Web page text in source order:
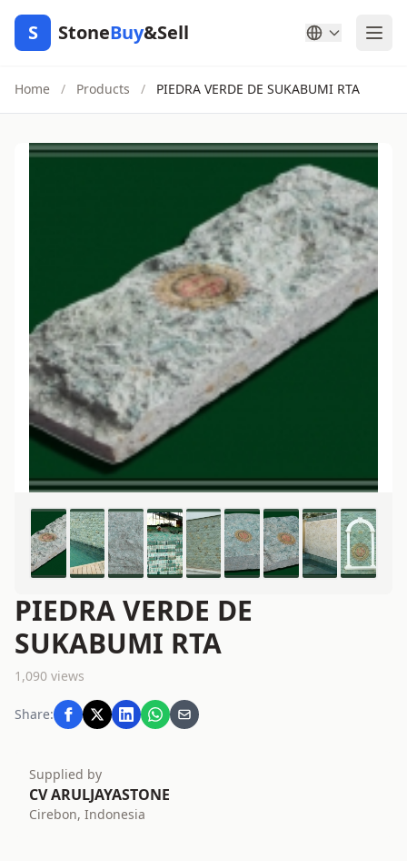
S StoneBuy&Sell
Home / Products / PIEDRA VERDE DE SUKABUMI RTA
PIEDRA VERDE DE
SUKABUMI RTA
1,090 views
Share:
Supplied by
CV ARULJAYASTONE
Cirebon, Indonesia